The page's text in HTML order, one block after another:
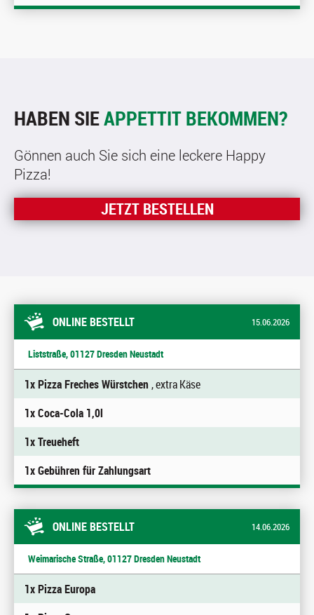
HABEN SIEAPPETTIT BEKOMMEN?
Gönnen auch Sie sich eine leckere Happy
Pizza!
JETZT BESTELLEN
ONLINE BESTELLT 15.06.2026
Liststraße, 01127 Dresden Neustadt
1x Pizza Freches Würstchen, extra Käse
1x Coca-Cola 1,0l
1x Treueheft
1x Gebühren für Zahlungsart
ONLINE BESTELLT 14.06.2026
Weimarische Straße, 01127 Dresden Neustadt
1x Pizza Europa